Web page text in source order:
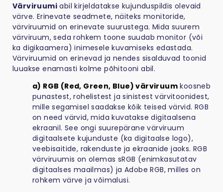
Värviruumi abil kirjeldatakse kujunduspildis olevaid
värve. Erinevate seadmete, näiteks monitoride,
värviruumid on erinevate suurustega. Mida suurem
värviruum, seda rohkem toone suudab monitor (või
ka digikaamera) inimesele kuvamiseks edastada.
Värviruumid on erinevad ja nendes sisalduvad toonid
luuakse enamasti kolme põhitooni abil.
a) RGB (Red, Green, Blue) värviruum koosneb
punastest, rohelistest ja sinistest värvitoonidest,
mille segamisel saadakse kõik teised värvid. RGB
on need värvid, mida kuvatakse digitaalsena
ekraanil. See ongi suurepärane värviruum
digitaalsete kujunduste (ka digitaalse logo),
veebisaitide, rakenduste ja ekraanide jaoks. RGB
värviruumis on olemas sRGB (enimkasutatav
digitaalses maailmas) ja Adobe RGB, milles on
rohkem värve ja võimalusi.